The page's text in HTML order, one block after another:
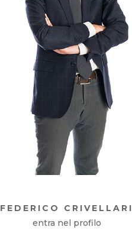
FEDERICO CRIVELLARI
entra nel profilo